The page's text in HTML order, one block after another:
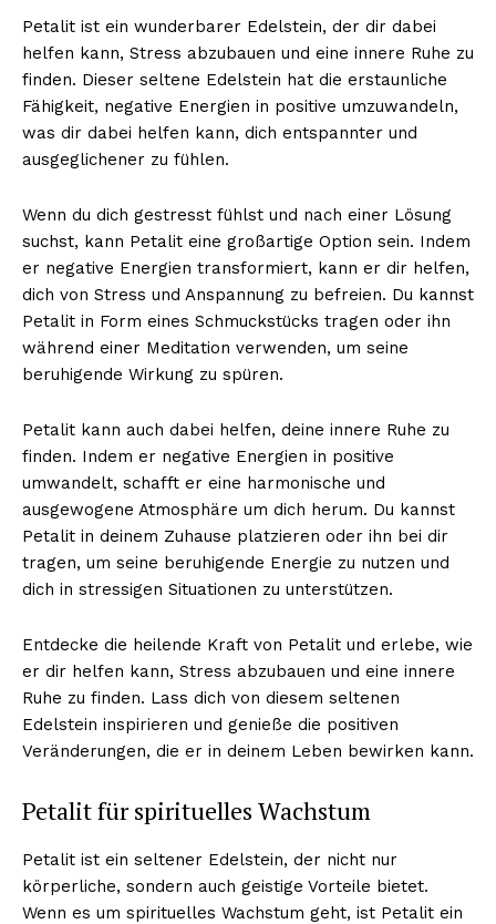
Petalit ist ein wunderbarer Edelstein, der dir dabei
helfen kann, Stress abzubauen und eine innere Ruhe zu
finden. Dieser seltene Edelstein hat die erstaunliche
Fähigkeit, negative Energien in positive umzuwandeln,
was dir dabei helfen kann, dich entspannter und
ausgeglichener zu fühlen.
Wenn du dich gestresst fühlst und nach einer Lösung
suchst, kann Petalit eine großartige Option sein. Indem
er negative Energien transformiert, kann er dir helfen,
dich von Stress und Anspannung zu befreien. Du kannst
Petalit in Form eines Schmuckstücks tragen oder ihn
während einer Meditation verwenden, um seine
beruhigende Wirkung zu spüren.
Petalit kann auch dabei helfen, deine innere Ruhe zu
finden. Indem er negative Energien in positive
umwandelt, schafft er eine harmonische und
ausgewogene Atmosphäre um dich herum. Du kannst
Petalit in deinem Zuhause platzieren oder ihn bei dir
tragen, um seine beruhigende Energie zu nutzen und
dich in stressigen Situationen zu unterstützen.
Entdecke die heilende Kraft von Petalit und erlebe, wie
er dir helfen kann, Stress abzubauen und eine innere
Ruhe zu finden. Lass dich von diesem seltenen
Edelstein inspirieren und genieße die positiven
Veränderungen, die er in deinem Leben bewirken kann.
Petalit für spirituelles Wachstum
Petalit ist ein seltener Edelstein, der nicht nur
körperliche, sondern auch geistige Vorteile bietet.
Wenn es um spirituelles Wachstum geht, ist Petalit ein